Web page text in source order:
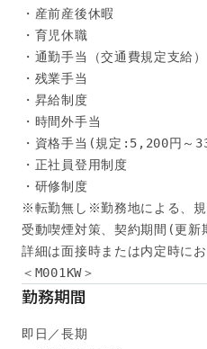
・産前産後休暇
・育児休職
・通勤手当（交通費規定支給）
・残業手当
・昇給制度
・時間外手当
・資格手当(規定:5,200円～
・正社員登用制度
・研修制度
※転勤無し※勤務地による、規
受動喫煙対策、契約期間(更
詳細は面接時または内定時にお
＜M001KW＞
勤務期間
即日／長期